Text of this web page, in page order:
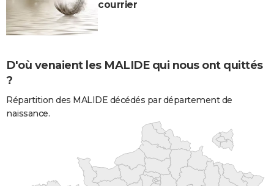
courrier
D'où venaient les MALIDE qui nous ont quittés
?
Répartition des MALIDE décédés par département de
naissance.